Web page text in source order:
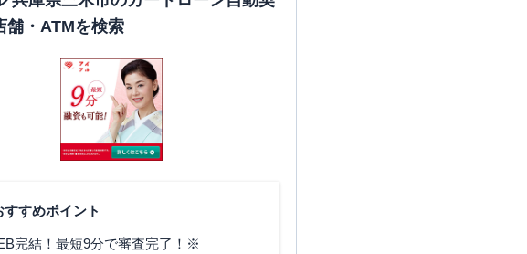
舗・ATMを検索
すすめポイント
完結！最短9分で審査完了！※